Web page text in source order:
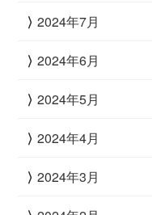
2024年7月
2024年6月
2024年5月
2024年4月
2024年3月